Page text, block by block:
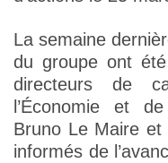
La semaine
du groupe ont
directeurs de
l’Économie et
Bruno Le Maire et
informés de